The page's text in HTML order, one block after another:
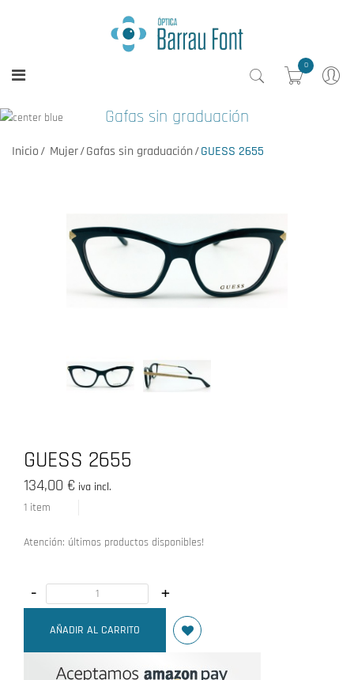
0
Gafas sin graduación
Inicio Mujer Gafas sin graduación GUESS 2655
GUESS 2655
134,00 € iva incl.
1 item
Atención: últimos productos disponibles!
- +
AÑADIR AL CARRITO